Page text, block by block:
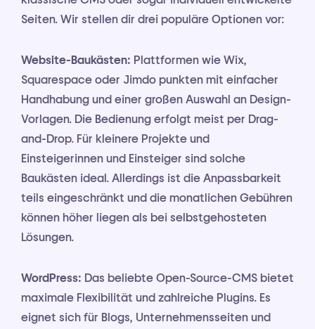
Seiten. Wir stellen dir drei populäre Optionen vor:
Website-Baukästen: Plattformen wie Wix,
Squarespace oder Jimdo punkten mit einfacher
Handhabung und einer großen Auswahl an Design-
Vorlagen. Die Bedienung erfolgt meist per Drag-
and-Drop. Für kleinere Projekte und
Einsteigerinnen und Einsteiger sind solche
Baukästen ideal. Allerdings ist die Anpassbarkeit
teils eingeschränkt und die monatlichen Gebühren
können höher liegen als bei selbstgehosteten
Lösungen.
WordPress: Das beliebte Open-Source-CMS bietet
maximale Flexibilität und zahlreiche Plugins. Es
eignet sich für Blogs, Unternehmensseiten und